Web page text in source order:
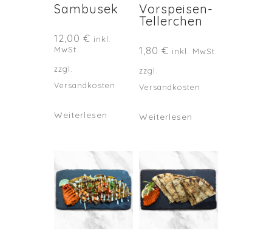
Sambusek
12,00 € inkl.
MwSt.
zzgl.
Versandkosten
Weiterlesen
Vorspeisen-
Tellerchen
1,80€ inkl. MwSt.
zzgl.
Versandkosten
Weiterlesen